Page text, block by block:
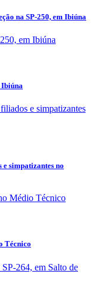
na SP-250, em Ibiúna
Ibiúna
simpatizantes no
Técnico